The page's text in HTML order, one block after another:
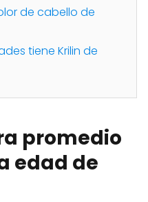
de cabello de
tiene Krilin de
promedio
edad de